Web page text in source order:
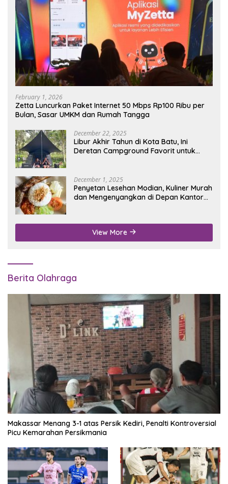
February 1, 2026
Zetta Luncurkan Paket Internet 50 Mbps Rp100 Ribu per
Bulan, Sasar UMKM dan Rumah Tangga
December 22, 2025
Libur Akhir Tahun di Kota Batu, Ini
Deretan Campground Favorit untuk
December 1, 2025
Penyetan Lesehan Modian, Kuliner Murah
dan Mengenyangkan di Depan Kantor
View More
Berita Olahraga
Makassar Menang 3-1 atas Persik Kediri, Penalti Kontroversial
Picu Kemarahan Persikmania